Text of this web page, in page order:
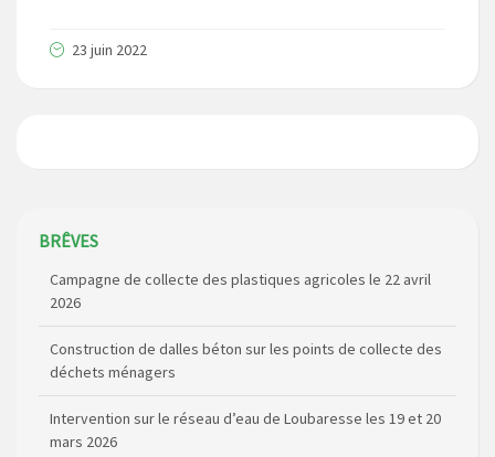
23 juin 2022
BRÊVES
Campagne de collecte des plastiques agricoles le 22 avril
Construction de dalles béton sur les points de collecte des
déchets ménagers
Intervention sur le réseau d’eau de Loubaresse les 19 et 20
mars 2026
Route RD348 barrée (St Marc / Croisement de Bournoncles)